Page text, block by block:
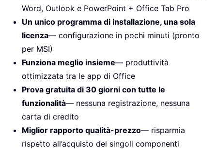
Word, Outlook e PowerPoint + Office Tab Pro
Un unico programma di installazione, una sola
licenza— configurazione in pochi minuti (pronto
per MSI)
Funziona meglio insieme— produttività
ottimizzata tra le app di Office
Prova gratuita di 30 giorni con tutte le
funzionalità— nessuna registrazione, nessuna
carta di credito
Miglior rapporto qualità-prezzo— risparmia
rispetto all’acquisto dei singoli componenti